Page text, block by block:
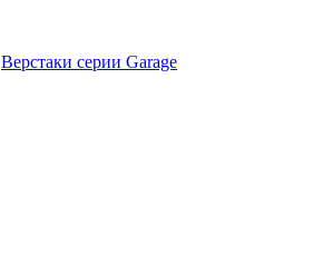
Верстаки серии Garage